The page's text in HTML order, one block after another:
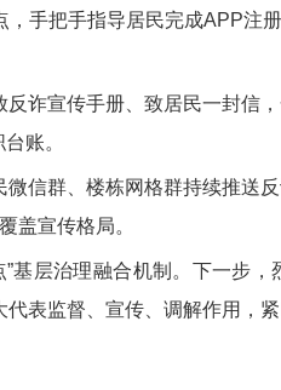
手把手指导居民完成APP注
诈宣传手册、致居民一封信
账。
信群、楼栋网格群持续推送
盖宣传格局。
基层治理融合机制。下一步
表监督、宣传、调解作用，